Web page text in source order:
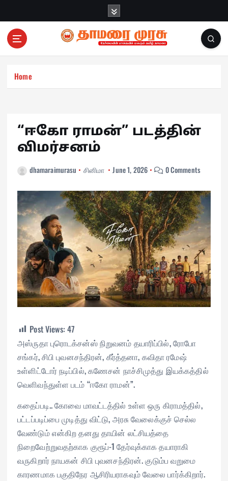
Home
“ஈகோ ராமன்” படத்தின்
விமர்சனம்
dhamaraimurasu சினிமா June 1, 2026 0 Comments
Post Views: 47
அஸ்ருதா புரொடக்சன்ஸ் நிறுவனம் தயாரிப்பில், ரோபோ
சங்கர், சிபி புவனசந்திரன், கீர்த்தனா, கவிதா ரமேஷ்
உள்ளிட்டோர் நடிப்பில், கணேசன் நாச்சிமுத்து இயக்கத்தில்
வெளிவந்துள்ள படம் “ஈகோ ராமன்”.
கதைப்படி.. கோவை மாவட்டத்தில் உள்ள ஒரு கிராமத்தில்,
பட்டப்படிப்பை முடித்து விட்டு, அரசு வேலைக்குச் செல்ல
வேண்டும் என்கிற தனது தாயின் லட்சியத்தை
நிறைவேற்றுவதற்காக குரூப்-1 தேர்வுக்காக தயாராகி
வருகிறார் நாயகன் சிபி புவனசந்திரன். குடும்ப வறுமை
காரணமாக பகுதிநேர ஆசிரியராகவும் வேலை பார்க்கிறார்.